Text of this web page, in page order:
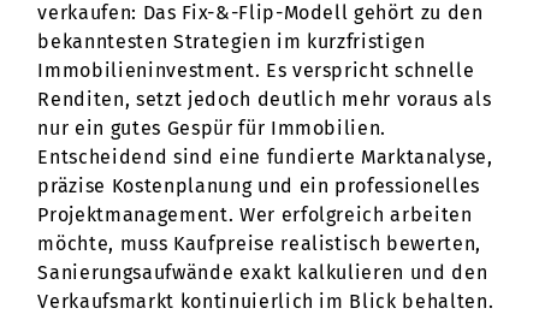
verkaufen: Das Fix-&-Flip-Modell gehört zu den
bekanntesten Strategien im kurzfristigen
Immobilieninvestment. Es verspricht schnelle
Renditen, setzt jedoch deutlich mehr voraus als
nur ein gutes Gespür für Immobilien.
Entscheidend sind eine fundierte Marktanalyse,
präzise Kostenplanung und ein professionelles
Projektmanagement. Wer erfolgreich arbeiten
möchte, muss Kaufpreise realistisch bewerten,
Sanierungsaufwände exakt kalkulieren und den
Verkaufsmarkt kontinuierlich im Blick behalten.